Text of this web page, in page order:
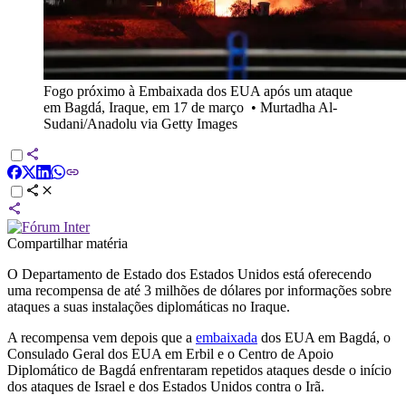
Fogo próximo à Embaixada dos EUA após um ataque
em Bagdá, Iraque, em 17 de março • Murtadha Al-
Sudani/Anadolu via Getty Images
Compartilhar matéria
O Departamento de Estado dos Estados Unidos está oferecendo
uma recompensa de até 3 milhões de dólares por informações sobre
ataques a suas instalações diplomáticas no Iraque.
A recompensa vem depois que a embaixada dos EUA em Bagdá, o
Consulado Geral dos EUA em Erbil e o Centro de Apoio
Diplomático de Bagdá enfrentaram repetidos ataques desde o início
dos ataques de Israel e dos Estados Unidos contra o Irã.